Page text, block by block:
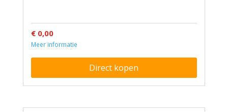
€ 0,00
Meer informatie
Direct kopen